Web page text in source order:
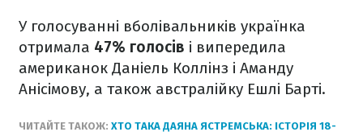
У голосуванні вболівальників українка
отримала 47% голосів і випередила
американок Даніель Коллінз і Аманду
Анісімову, а також австралійку Ешлі Барті.
ЧИТАЙТЕ ТАКОЖ: ХТО ТАКА ДАЯНА ЯСТРЕМСЬКА: ІСТОРІЯ 18-